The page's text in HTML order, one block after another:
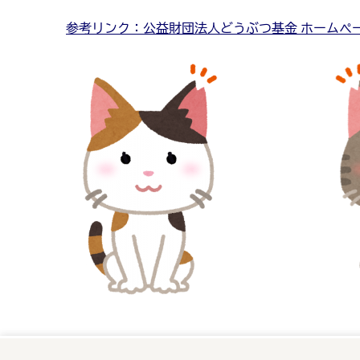
参考リンク：公益財団法人どうぶつ基金 ホームペ